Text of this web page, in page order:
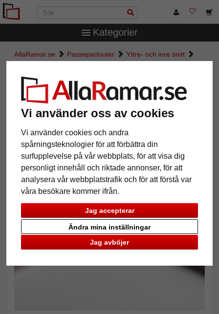
Vi använder oss av cookies
Vi använder cookies och andra
spårningsteknologier för att förbättra din
surfupplevelse på vår webbplats, för att visa dig
personligt innehåll och riktade annonser, för att
analysera vår webbplatstrafik och för att förstå var
våra besökare kommer ifrån.
Jag accepterar
Jag avböjer
Ändra mina inställningar
Kategorier
AllaRamar.se Passepartouter
Yttre- och inre snitt
Måttbeställd passepartout
Pictures Preview
Tillbaka